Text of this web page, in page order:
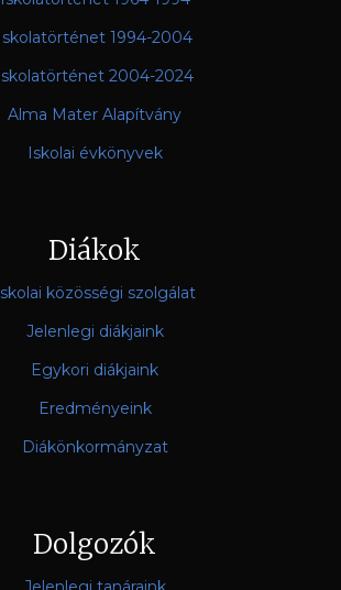
Iskolatörténet 1994-2004
Iskolatörténet 2004-2024
Alma Mater Alapítvány
Iskolai évkönyvek
Diákok
Iskolai közösségi szolgálat
Jelenlegi diákjaink
Egykori diákjaink
Eredményeink
Diákönkormányzat
Dolgozók